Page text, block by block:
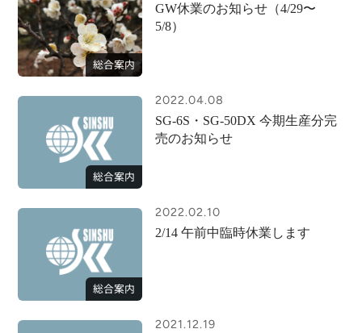
総合案内
GW休業のお知らせ（4/29〜
5/8）
総合案内
2022.04.08
SG-6S・SG-50DX 今期生産分完
売のお知らせ
総合案内
2022.02.10
2/14 午前中臨時休業します
2021.12.19